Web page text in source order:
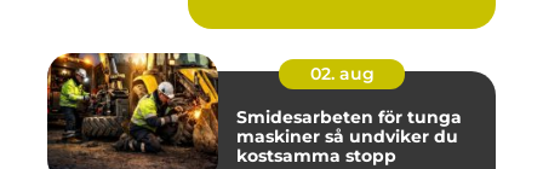
02. aug
Smidesarbeten för tunga
maskiner så undviker du
kostsamma stopp